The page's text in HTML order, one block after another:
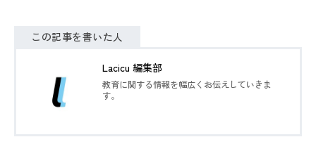
この記事を書いた人
Lacicu 編集部
教育に関する情報を幅広くお伝えしていきま
す。